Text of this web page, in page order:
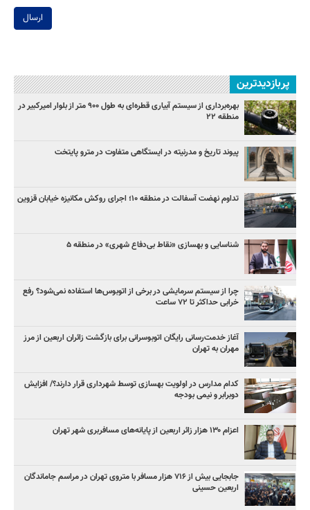
ارسال
پربازدیدترین
بهره‌برداری از سیستم آبیاری قطره‌ای به طول ۹۰۰ متر از بلوار امیرکبیر در
منطقه ۲۲
پیوند تاریخ و مدرنیته در ایستگاهی متفاوت در مترو پایتخت
تداوم نهضت آسفالت در منطقه ۱۰؛ اجرای روکش مکانیزه خیابان قزوین
شناسایی و بهسازی «نقاط بی‌دفاع شهری» در منطقه ۵
چرا از سیستم سرمایشی در برخی از اتوبوس‌ها استفاده نمی‌شود؟ رفع
خرابی حداکثر تا ۷۲ ساعت
آغاز خدمت‌رسانی رایگان اتوبوسرانی برای بازگشت زائران اربعین از مرز
مهران به تهران
کدام مدارس در اولویت بهسازی توسط شهرداری قرار دارند؟/ افزایش
دوبرابر و نیمی بودجه
اعزام ۱۳۰ هزار زائر اربعین از پایانه‌های مسافربری شهر تهران
جابجایی بیش از ۷۱۶ هزار مسافر با متروی تهران در مراسم جاماندگان
اربعین حسینی